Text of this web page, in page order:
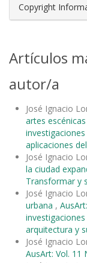
Copyright
Artículos
autor/a
José Ignacio
artes escénicas
aplicaciones
José Ignacio
la ciudad
Transformar y
José Ignacio
urbana ,
arquitectura y
José Ignacio
AusArt: Vol. 11